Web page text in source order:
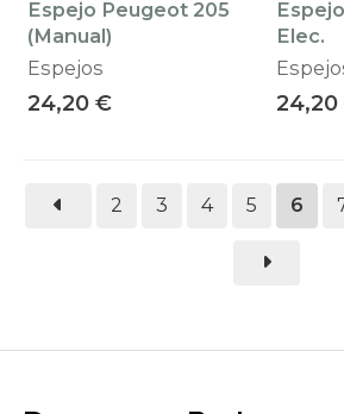
Espejo Peugeot 205
(Manual)
Espejos
24,20 €
Elec.
2 3 4 5 6